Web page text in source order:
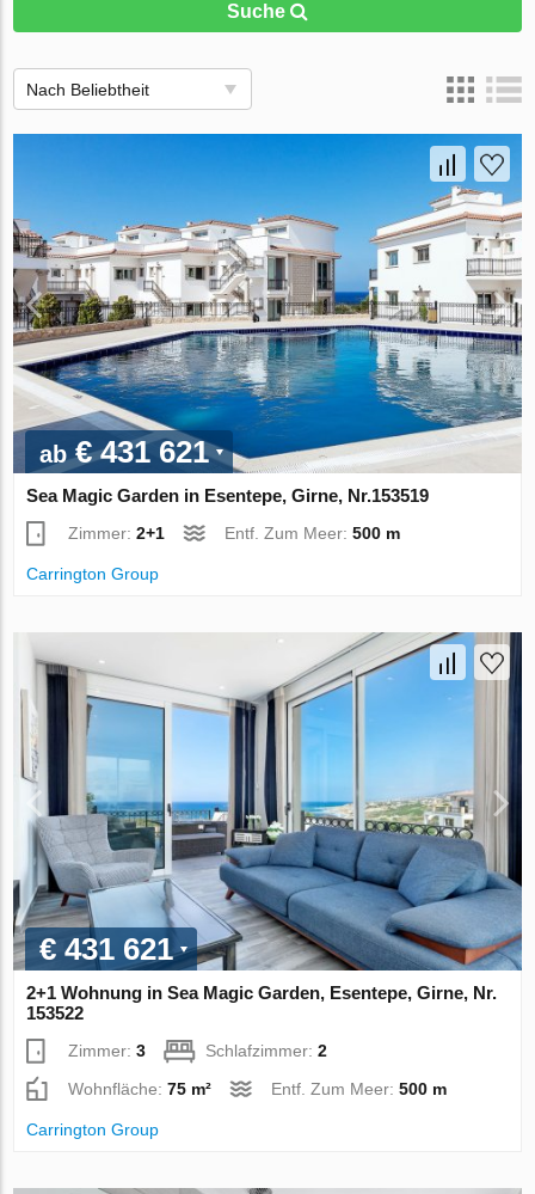
Suche
Nach Beliebtheit
ab€ 431 621
Sea Magic Garden in Esentepe, Girne, Nr.153519
Zimmer:2+1 Entf. Zum Meer:500 m
Carrington Group
€ 431 621
2+1 Wohnung in Sea Magic Garden, Esentepe, Girne, Nr.
153522
Zimmer:3 Schlafzimmer:2
Wohnfläche:75 m² Entf. Zum Meer:500 m
Carrington Group